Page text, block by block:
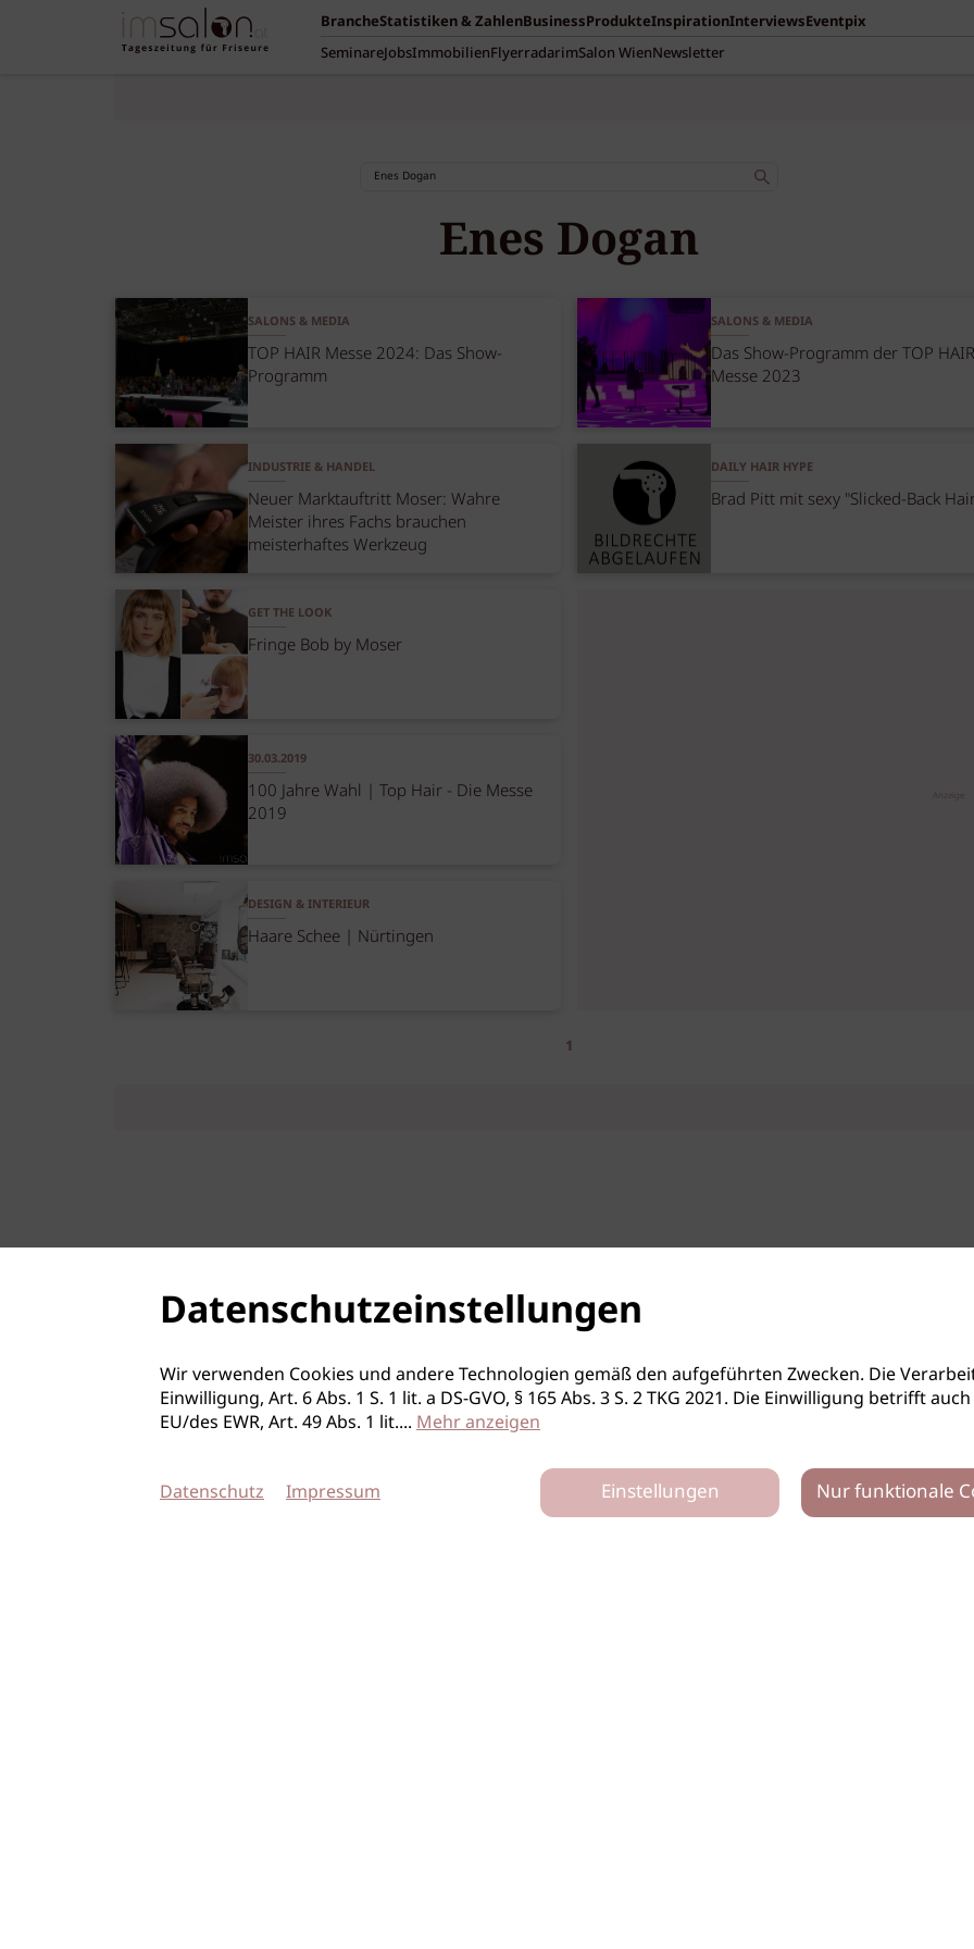
BrancheStatistiken & ZahlenBusinessProdukteInspirationInterviewsEventpix
SeminareJobsImmobilienFlyerradarimSalon WienNewsletter
Enes Dogan
SALONS & MEDIA
TOP HAIR Messe 2024: Das Show-
Programm
SALONS & MEDIA
Das Show-Programm der TOP HAIR
Messe 2023
INDUSTRIE & HANDEL
Neuer Marktauftritt Moser: Wahre
Meister ihres Fachs brauchen
meisterhaftes Werkzeug
DAILY HAIR HYPE
Brad Pitt mit sexy "Slicked-Back
GET THE LOOK
Fringe Bob by Moser
Anzeige
30.03.2019
100 Jahre Wahl | Top Hair - Die Messe
2019
DESIGN & INTERIEUR
Haare Schee | Nürtingen
1
Datenschutzeinstellungen
Wir verwenden Cookies und andere Technologien gemäß den aufgeführten Zwecken. Die
Einwilligung, Art. 6 Abs. 1 S. 1 lit. a DS-GVO, § 165 Abs. 3 S. 2 TKG 2021. Die Einwilligung betrifft
EU/des EWR, Art. 49 Abs. 1 lit.... Mehr anzeigen
Datenschutz Impressum Einstellungen Nur funktionale